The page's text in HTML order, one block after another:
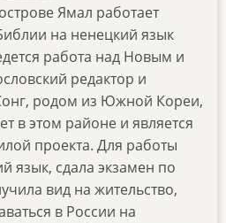
Ямал работает
на ненецкий язык
работа над Новым и
редактор и
родом из Южной Кореи,
в этом районе и является
проекта. Для работы
язык, сдала экзамен по
вид на жительство,
в России на